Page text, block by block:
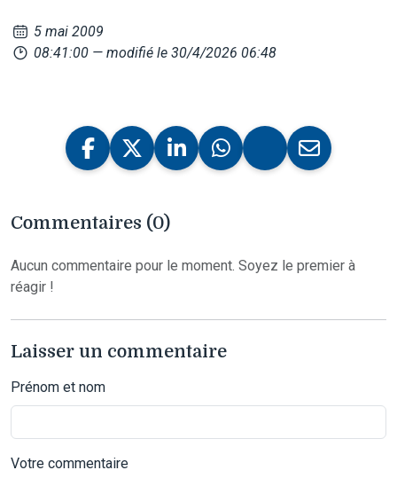
5 mai 2009
08:41:00 — modifié le 30/4/2026 06:48
Commentaires (0)
Aucun commentaire pour le moment. Soyez le premier à
réagir !
Laisser un commentaire
Prénom et nom
Votre commentaire